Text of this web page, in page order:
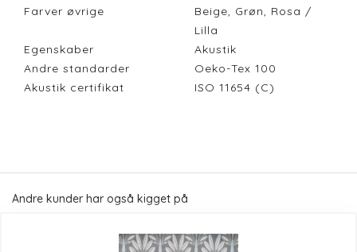
Farver øvrige
Beige, Grøn, Rosa /
Lilla
Egenskaber
Akustik
Andre standarder
Oeko-Tex 100
Akustik certifikat
ISO 11654 (C)
Andre kunder har også kigget på